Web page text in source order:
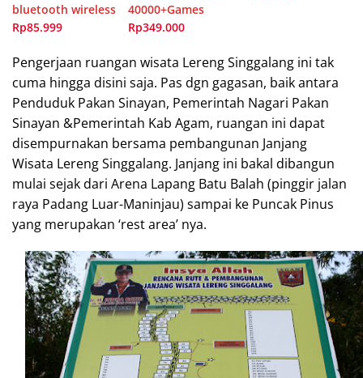
bluetooth wireless
Rp85.999
40000+Games
Rp349.000
Pengerjaan ruangan wisata Lereng Singgalang ini tak
cuma hingga disini saja. Pas dgn gagasan, baik antara
Penduduk Pakan Sinayan, Pemerintah Nagari Pakan
Sinayan &Pemerintah Kab Agam, ruangan ini dapat
disempurnakan bersama pembangunan Janjang
Wisata Lereng Singgalang. Janjang ini bakal dibangun
mulai sejak dari Arena Lapang Batu Balah (pinggir jalan
raya Padang Luar-Maninjau) sampai ke Puncak Pinus
yang merupakan ‘rest area’ nya.